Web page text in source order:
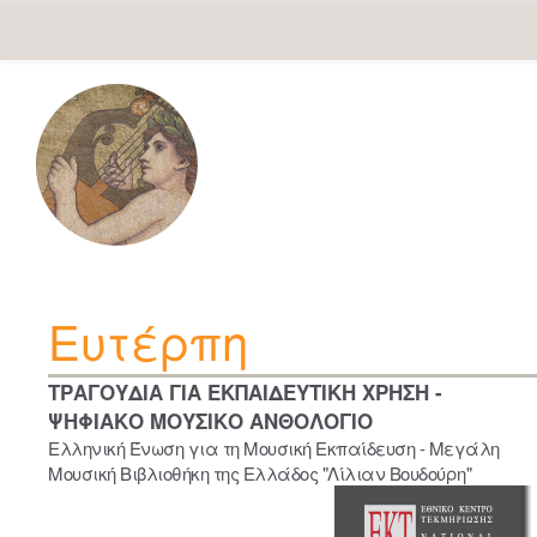
navigation
Ευτέρπη
ΤΡΑΓΟΥΔΙΑ ΓΙΑ ΕΚΠΑΙΔΕΥΤΙΚΗ ΧΡΗΣΗ -
ΨΗΦΙΑΚΟ ΜΟΥΣΙΚΟ ΑΝΘΟΛΟΓΙΟ
Ελληνική Ένωση για τη Μουσική Εκπαίδευση - Μεγάλη
Μουσική Βιβλιοθήκη της Ελλάδος "Λίλιαν Βουδούρη"